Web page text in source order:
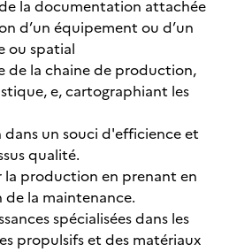
la documentation attachée
d’un équipement ou d’un
ou spatial
de la chaine de production,
e, cartographiant les
un souci d'efficience et
qualité.
la production en prenant en
la maintenance.
spécialisées dans les
propulsifs et des matériaux